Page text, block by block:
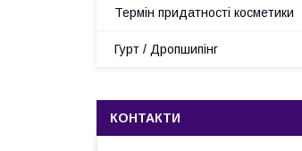
Термін придатності косметики
Гурт / Дропшипінг
КОНТАКТИ